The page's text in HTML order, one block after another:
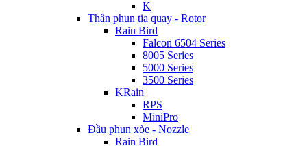
K
Thân phun tia quay - Rotor
Rain Bird
Falcon 6504 Series
8005 Series
5000 Series
3500 Series
KRain
RPS
MiniPro
Đầu phun xòe - Nozzle
Rain Bird